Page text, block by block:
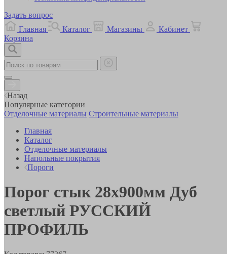
Задать вопрос
Главная
Каталог Магазины
Кабинет
Корзина
Назад
Популярные категории
Отделочные материалы Строительные материалы
Главная
Каталог
Отделочные материалы
Напольные покрытия
Пороги
Порог стык 28х900мм Дуб
светлый РУССКИЙ
ПРОФИЛЬ